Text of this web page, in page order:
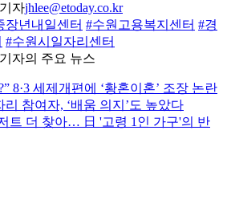
자jhlee@etoday.co.kr
장년내일센터 #수원고용복지센터 #경
#수원시일자리센터
자의 주요 뉴스
8·3 세제개편에 ‘황혼이혼’ 조장 논란
참여자, ‘배움 의지’도 높았다
트 더 찾아… 日 '고령 1인 가구'의 반